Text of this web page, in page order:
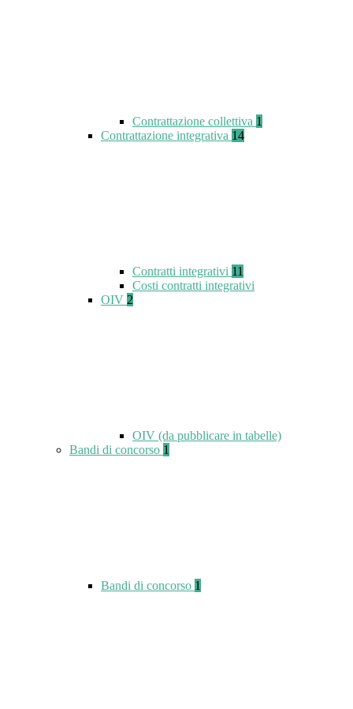
Contrattazione collettiva 1
Contrattazione integrativa 14
Contratti integrativi 11
Costi contratti integrativi
OIV 2
OIV (da pubblicare in tabelle)
Bandi di concorso 1
Bandi di concorso 1